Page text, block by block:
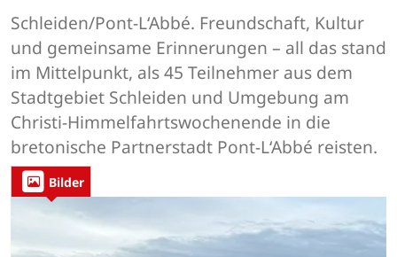
Schleiden/Pont-L‘Abbé. Freundschaft, Kultur
und gemeinsame Erinnerungen – all das stand
im Mittelpunkt, als 45 Teilnehmer aus dem
Stadtgebiet Schleiden und Umgebung am
Christi-Himmelfahrtswochenende in die
bretonische Partnerstadt Pont-L‘Abbé reisten.
Bilder